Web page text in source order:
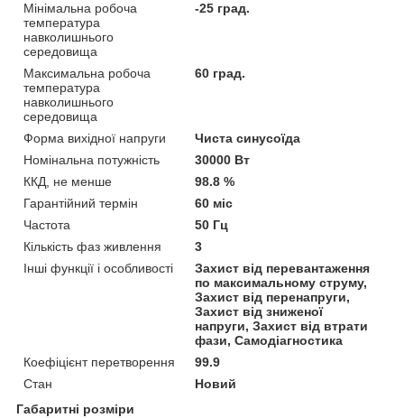
Мінімальна робоча
температура
навколишнього
середовища
-25 град.
Максимальна робоча
температура
навколишнього
середовища
60 град.
Форма вихідної напруги
Чиста синусоїда
Номінальна потужність
30000 Вт
ККД, не менше
98.8 %
Гарантійний термін
60 міс
Частота
50 Гц
Кількість фаз живлення
3
Інші функції і особливості
Захист від перевантаження
по максимальному струму,
Захист від перенапруги,
Захист від зниженої
напруги, Захист від втрати
фази, Самодіагностика
Коефіцієнт перетворення
99.9
Стан
Новий
Габаритні розміри